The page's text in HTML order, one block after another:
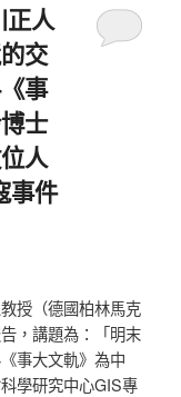
正人
交
事
士
人
事件
授（德國柏林馬克
，講題為：「明末
事大文軌》為中
學研究中心GIS專